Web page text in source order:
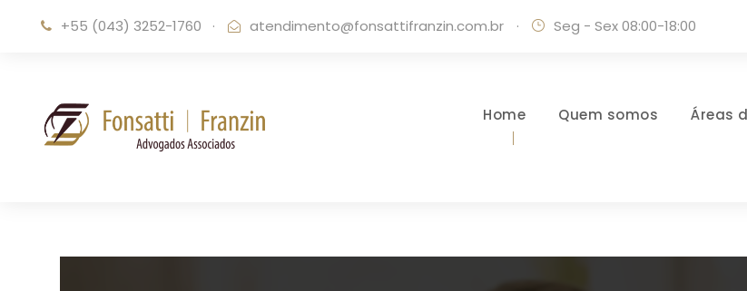
+55 (043) 3252-1760 · atendimento@fonsattifranzin.com.br · Seg - Sex 08:00-18:00
Home Quem somos Áreas